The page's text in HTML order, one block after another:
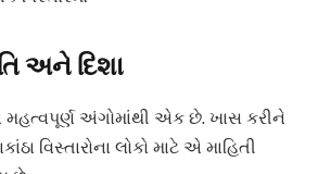
અને દિશા
મહત્વપૂર્ણ અંગોમાંથી એક છે. ખાસ કરીને
વિસ્તારોના લોકો માટે એ માહિતી